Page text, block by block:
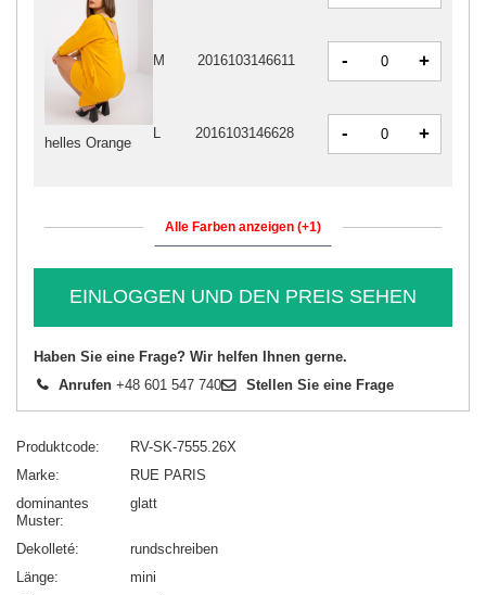
helles Orange
M 2016103146611 - +
L 2016103146628 - +
Alle Farben anzeigen (+1)
EINLOGGEN UND DEN PREIS SEHEN
Haben Sie eine Frage? Wir helfen Ihnen gerne.
Anrufen +48 601 547 740 Stellen Sie eine Frage
Produktcode
RV-SK-7555.26X
Marke
RUE PARIS
dominantes
Muster
glatt
Dekolleté
rundschreiben
Länge
mini